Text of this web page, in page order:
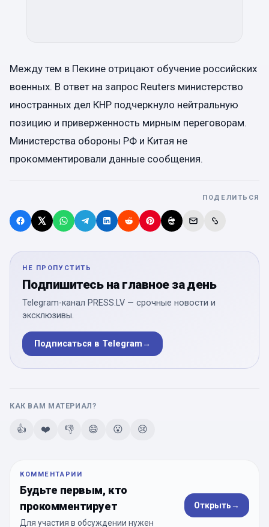
Между тем в Пекине отрицают обучение российских
военных. В ответ на запрос Reuters министерство
иностранных дел КНР подчеркнуло нейтральную
позицию и приверженность мирным переговорам.
Министерства обороны РФ и Китая не
прокомментировали данные сообщения.
ПОДЕЛИТЬСЯ
НЕ ПРОПУСТИТЬ
Подпишитесь на главное за день
Telegram-канал PRESS.LV — срочные новости и
эксклюзивы.
Подписаться в Telegram→
КАК ВАМ МАТЕРИАЛ?
👍 ❤️ 👎 😄 😮 😢
КОММЕНТАРИИ
Будьте первым, кто
прокомментирует
Для участия в обсуждении нужен
Открыть→